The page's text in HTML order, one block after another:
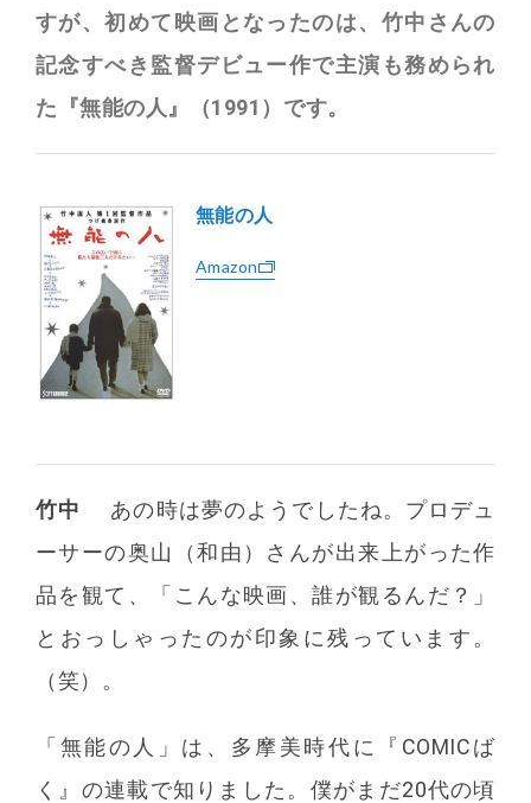
すが、初めて映画となったのは、竹中さんの
記念すべき監督デビュー作で主演も務められ
た『無能の人』（1991）です。
無能の人
Amazon
竹中
あの時は夢のようでしたね。プロデュ
ーサーの奥山（和由）さんが出来上がった作
品を観て、「こんな映画、誰が観るんだ？」
とおっしゃったのが印象に残っています。
（笑）。
「無能の人」は、多摩美時代に『COMICば
く』の連載で知りました。僕がまだ20代の頃